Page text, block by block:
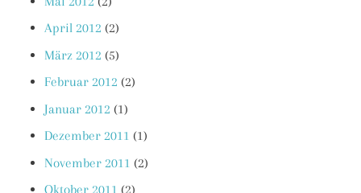
April 2012 (2)
März 2012 (5)
Februar 2012 (2)
Januar 2012 (1)
Dezember 2011 (1)
November 2011 (2)
Oktober 2011 (2)